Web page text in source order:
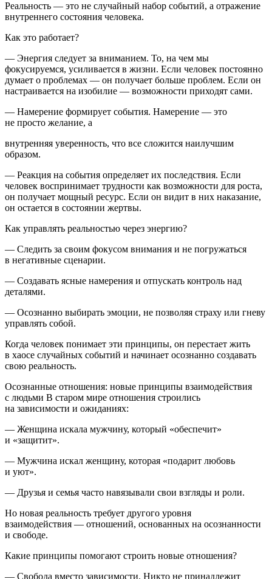
Реальность — это не случайный набор событий, а отражение
внутреннего состояния человека.
Как это работает?
— Энергия следует за вниманием. То, на чем мы
фокусируемся, усиливается в жизни. Если человек постоянно
думает о проблемах — он получает больше проблем. Если он
настраивается на изобилие — возможности приходят сами.
— Намерение формирует события. Намерение — это
не просто желание, а
внутренняя уверенность, что все сложится наилучшим
образом.
— Реакция на события определяет их последствия. Если
человек воспринимает трудности как возможности для роста,
он получает мощный ресурс. Если он видит в них наказание,
он остается в состоянии жертвы.
Как управлять реальностью через энергию?
— Следить за своим фокусом внимания и не погружаться
в негативные сценарии.
— Создавать ясные намерения и отпускать контроль над
деталями.
— Осознанно выбирать эмоции, не позволяя страху или гневу
управлять собой.
Когда человек понимает эти принципы, он перестает жить
в хаосе случайных событий и начинает осознанно создавать
свою реальность.
Осознанные отношения: новые принципы взаимодействия
с людьми В старом мире отношения строились
на зависимости и ожиданиях:
— Женщина искала мужчину, который «обеспечит»
и «защитит».
— Мужчина искал женщину, которая «подарит любовь
и уют».
— Друзья и семья часто навязывали свои взгляды и роли.
Но новая реальность требует другого уровня
взаимодействия — отношений, основанных на осознанности
и свободе.
Какие принципы помогают строить новые отношения?
— Свобода вместо зависимости. Никто не принадлежит